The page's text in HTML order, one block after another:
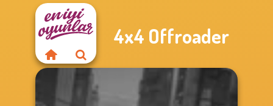
4x4 Offroader